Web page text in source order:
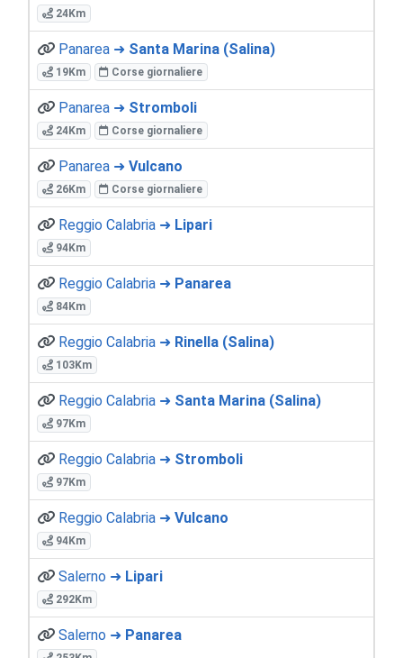
24Km
Panarea ➜ Santa Marina (Salina)
19Km Corse giornaliere
Panarea ➜ Stromboli
24Km Corse giornaliere
Panarea ➜ Vulcano
26Km Corse giornaliere
Reggio Calabria ➜ Lipari
94Km
Reggio Calabria ➜ Panarea
84Km
Reggio Calabria ➜ Rinella (Salina)
103Km
Reggio Calabria ➜ Santa Marina (Salina)
97Km
Reggio Calabria ➜ Stromboli
97Km
Reggio Calabria ➜ Vulcano
94Km
Salerno ➜ Lipari
292Km
Salerno ➜ Panarea